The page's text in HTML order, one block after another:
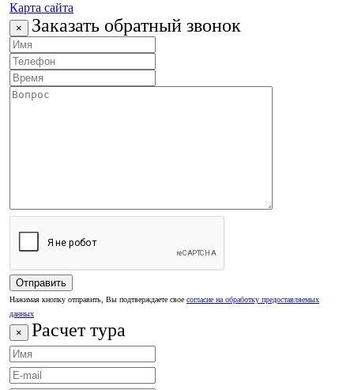
Карта сайта
× Заказать обратный звонок
Нажимая кнопку отправить, Вы подтверждаете свое согласие на обработку предоставляемых
данных
× Расчет тура